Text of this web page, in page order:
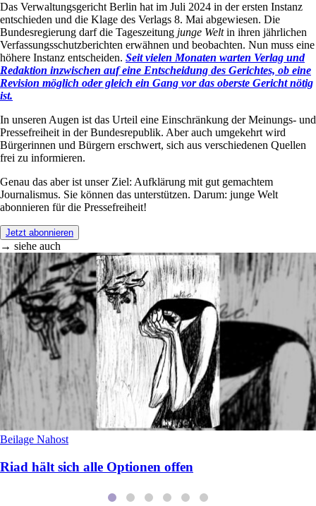
Das Verwaltungsgericht Berlin hat im Juli 2024 in der ersten Instanz
entschieden und die Klage des Verlags 8. Mai abgewiesen. Die
Bundesregierung darf die Tageszeitung junge Weltin ihren jährlichen
Verfassungsschutzberichten erwähnen und beobachten. Nun muss eine
höhere Instanz entscheiden. Seit vielen Monaten warten Verlag und
Redaktion inzwischen auf eine Entscheidung des Gerichtes, ob eine
Revision möglich oder gleich ein Gang vor das oberste Gericht nötig
ist.
In unseren Augen ist das Urteil eine Einschränkung der Meinungs- und
Pressefreiheit in der Bundesrepublik. Aber auch umgekehrt wird
Bürgerinnen und Bürgern erschwert, sich aus verschiedenen Quellen
frei zu informieren.
Genau das aber ist unser Ziel: Aufklärung mit gut gemachtem
Journalismus. Sie können das unterstützen. Darum: junge Welt
abonnieren für die Pressefreiheit!
Jetzt abonnieren
→ siehe auch
Beilage Nahost
Riad hält sich alle Optionen offen